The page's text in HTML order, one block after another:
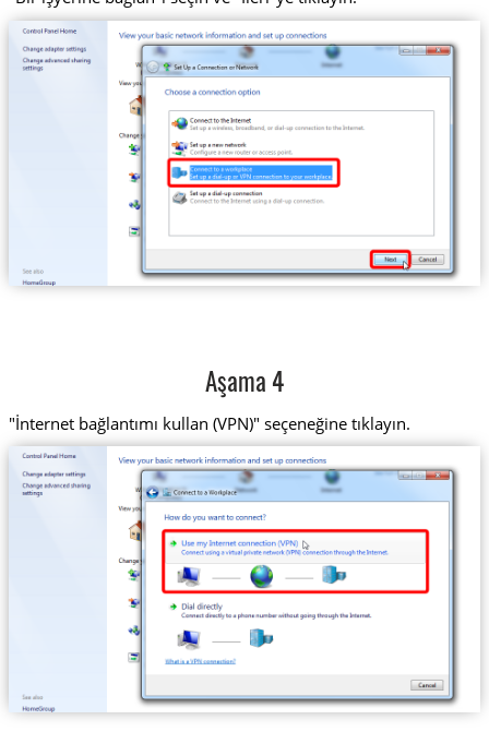
Aşama 4
"İnternet bağlantımı kullan (VPN)" seçeneğine tıklayın.